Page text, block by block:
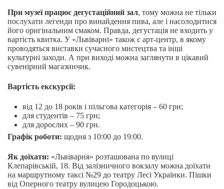
При музеї працює дегустаційний зал, тому можна не тільки
послухати легенди про винайдення пива, але і насолодитися
його оригінальним смаком. Правда, дегустація не входить у
вартість квитка. У «Львіварні» також є арт-центр, в якому
проводяться виставки сучасного мистецтва та інші
культурні заходи. А при виході можна заглянути в цікавий
сувенірний магазинчик.
Вартість екскурсії:
від 12 до 18 років і пільгова категорія – 60 грн;
для студентів – 75 грн;
для дорослих – 90 грн.
Графік роботи: щодня з 10:00 до 19:00.
Як доїхати: «Львіварня» розташована по вулиці
Клепарівській, 18. Від залізничного вокзалу можна доїхати
на маршрутному таксі №29 до театру Лесі Українки. Пішки
від Оперного театру вулицею Городоцькою.